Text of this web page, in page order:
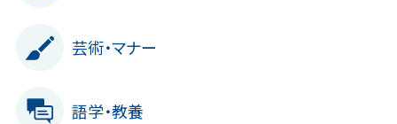
芸術・マナー
語学・教養